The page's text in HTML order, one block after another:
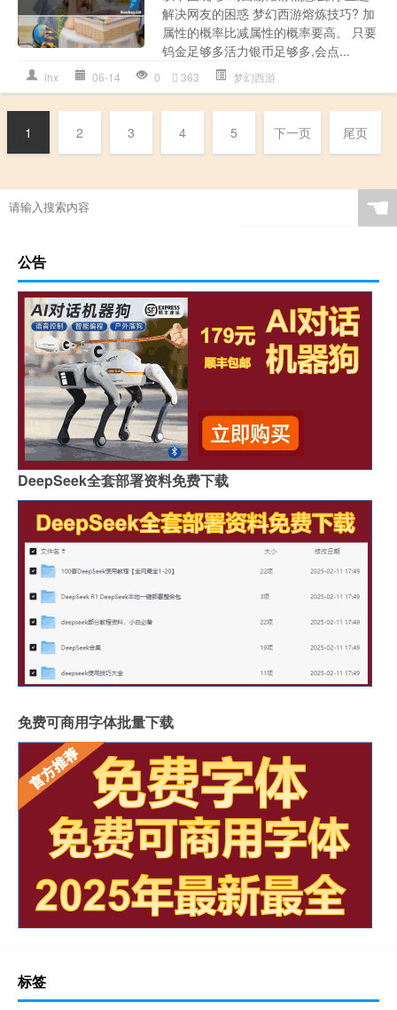
解决网友的困惑 梦幻西游熔炼技巧? 加
属性的概率比减属性的概率要高。 只要
钨金足够多活力银币足够多,会点...
lhx 06-14 0 363 梦幻西游
1 2 3 4 5 下一页 尾页
☚
公告
DeepSeek全套部署资料免费下载
免费可商用字体批量下载
标签